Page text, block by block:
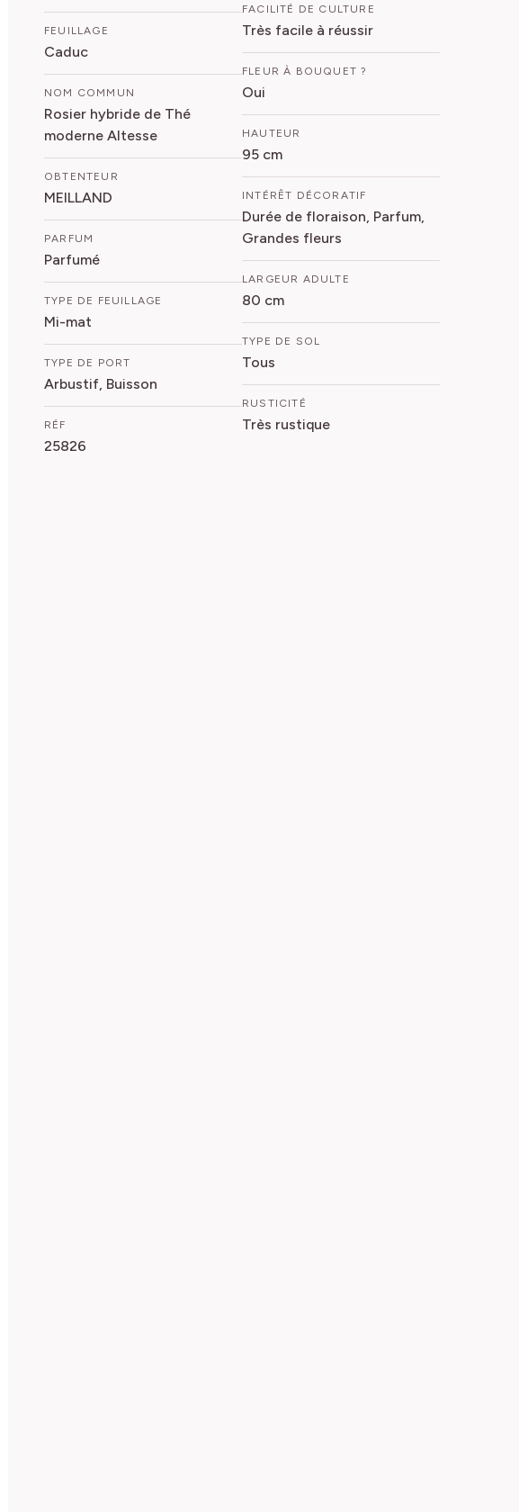
FEUILLAGE
Caduc
NOM COMMUN
Rosier hybride de Thé
moderne Altesse
OBTENTEUR
MEILLAND
PARFUM
Parfumé
TYPE DE FEUILLAGE
Mi-mat
TYPE DE PORT
Arbustif, Buisson
RÉF
25826
FACILITÉ DE CULTURE
Très facile à réussir
FLEUR À BOUQUET ?
Oui
HAUTEUR
95 cm
INTÉRÊT DÉCORATIF
Durée de floraison, Parfum,
Grandes fleurs
LARGEUR ADULTE
80 cm
TYPE DE SOL
Tous
RUSTICITÉ
Très rustique